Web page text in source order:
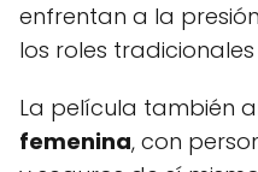
enfrentan a la
los roles
La película también
femenina, con